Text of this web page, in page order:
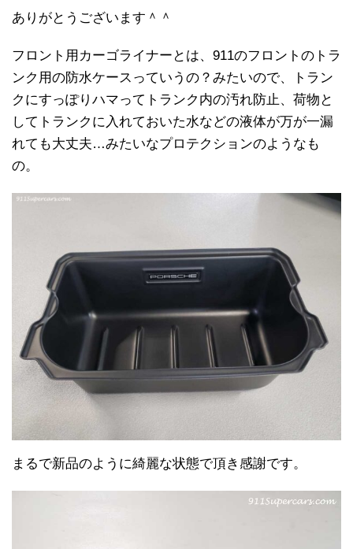
ありがとうございます＾＾
フロント用カーゴライナーとは、911のフロントのトラ
ンク用の防水ケースっていうの？みたいので、トラン
クにすっぽりハマってトランク内の汚れ防止、荷物と
してトランクに入れておいた水などの液体が万が一漏
れても大丈夫…みたいなプロテクションのようなも
の。
まるで新品のように綺麗な状態で頂き感謝です。